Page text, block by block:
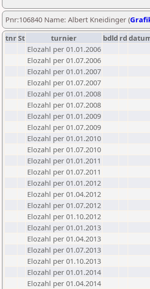
Pnr:106840 Name: Albert Kneidinger (
tnrSt turnier bdld rd
Elozahl per 01.01.2006
Elozahl per 01.07.2006
Elozahl per 01.01.2007
Elozahl per 01.07.2007
Elozahl per 01.01.2008
Elozahl per 01.07.2008
Elozahl per 01.01.2009
Elozahl per 01.07.2009
Elozahl per 01.01.2010
Elozahl per 01.07.2010
Elozahl per 01.01.2011
Elozahl per 01.07.2011
Elozahl per 01.01.2012
Elozahl per 01.04.2012
Elozahl per 01.07.2012
Elozahl per 01.10.2012
Elozahl per 01.01.2013
Elozahl per 01.04.2013
Elozahl per 01.07.2013
Elozahl per 01.10.2013
Elozahl per 01.01.2014
Elozahl per 01.04.2014